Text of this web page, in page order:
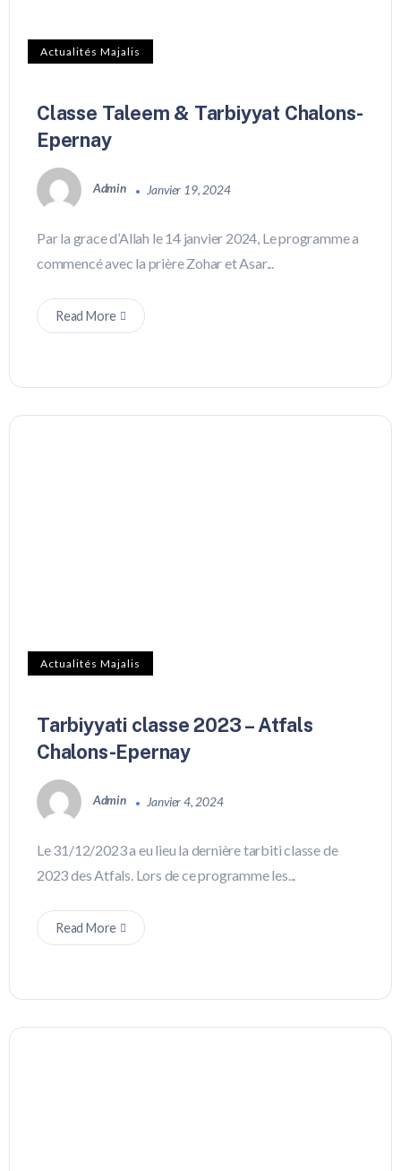
Actualités Majalis
Classe Taleem & Tarbiyyat Chalons-
Epernay
Admin Janvier 19, 2024
Par la grace d’Allah le 14 janvier 2024, Le programme a
commencé avec la prière Zohar et Asar...
Read More
Actualités Majalis
Tarbiyyati classe 2023 – Atfals
Chalons-Epernay
Admin Janvier 4, 2024
Le 31/12/2023 a eu lieu la dernière tarbiti classe de
2023 des Atfals. Lors de ce programme les...
Read More